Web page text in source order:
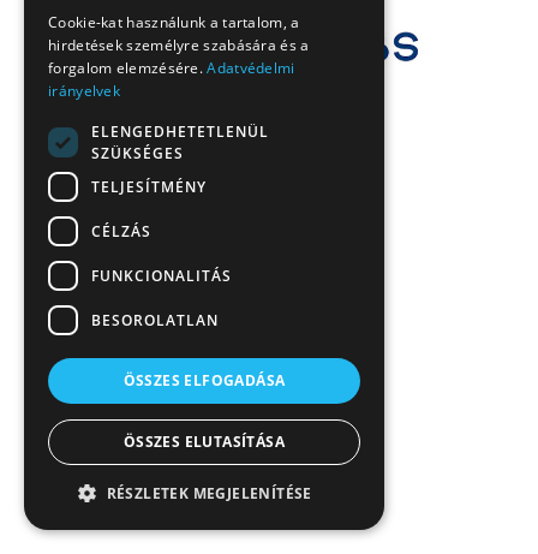
Cookie-kat használunk a tartalom, a
hirdetések személyre szabására és a
forgalom elemzésére.Adatvédelmi
irányelvek
ELENGEDHETETLENÜL
SZÜKSÉGES
TELJESÍTMÉNY
CÉLZÁS
FUNKCIONALITÁS
BESOROLATLAN
ÖSSZES ELFOGADÁSA
ÖSSZES ELUTASÍTÁSA
RÉSZLETEK MEGJELENÍTÉSE